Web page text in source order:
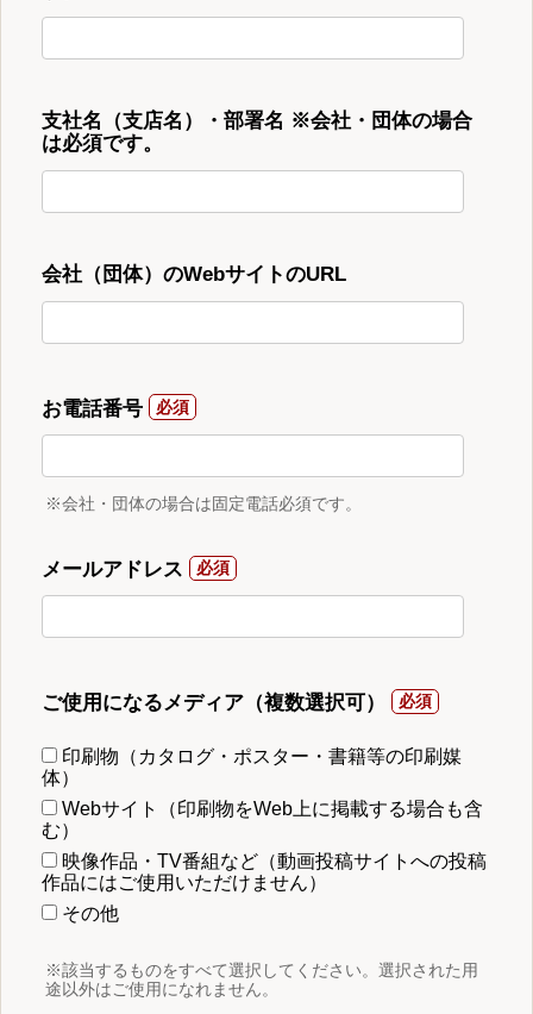
支社名（支店名）・部署名 ※会社・団体の場合
は必須です。
会社（団体）のWebサイトのURL
お電話番号
※会社・団体の場合は固定電話必須です。
メールアドレス
ご使用になるメディア（複数選択可）
印刷物（カタログ・ポスター・書籍等の印刷媒
体）
Webサイト（印刷物をWeb上に掲載する場合も含
む）
映像作品・TV番組など（動画投稿サイトへの投稿
作品にはご使用いただけません）
その他
※該当するものをすべて選択してください。選択された用
途以外はご使用になれません。